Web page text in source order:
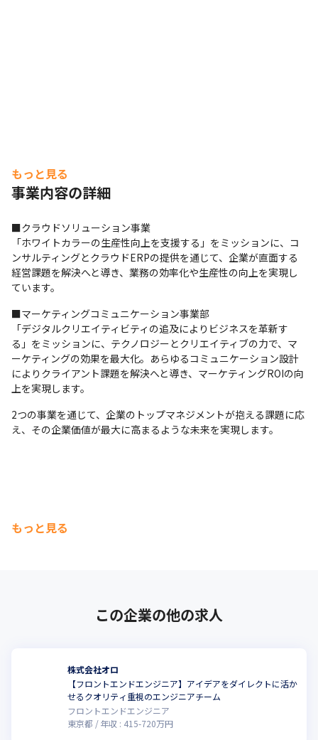
もっと見る
事業内容の詳細
■クラウドソリューション事業
「ホワイトカラーの生産性向上を支援する」をミッションに、コ
ンサルティングとクラウドERPの提供を通じて、企業が直面する
経営課題を解決へと導き、業務の効率化や生産性の向上を実現し
ています。
■マーケティングコミュニケーション事業部
「デジタルクリエイティビティの追及によりビジネスを革新す
る」をミッションに、テクノロジーとクリエイティブの力で、マ
ーケティングの効果を最大化。あらゆるコミュニケーション設計
によりクライアント課題を解決へと導き、マーケティングROIの向
上を実現します。
2つの事業を通じて、企業のトップマネジメントが抱える課題に応
え、その企業価値が最大に高まるような未来を実現します。
もっと見る
この企業の他の求人
株式会社オロ
【フロントエンドエンジニア】アイデアをダイレクトに活か
せるクオリティ重視のエンジニアチーム
フロントエンドエンジニア
東京都
年収 : 415-720万円